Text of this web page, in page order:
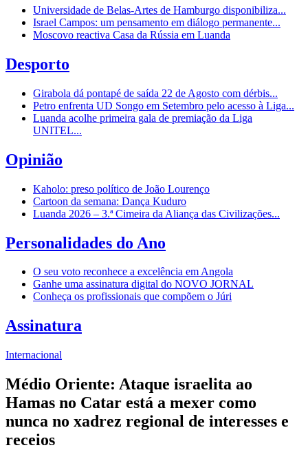
Universidade de Belas-Artes de Hamburgo disponibiliza...
Israel Campos: um pensamento em diálogo permanente...
Moscovo reactiva Casa da Rússia em Luanda
Desporto
Girabola dá pontapé de saída 22 de Agosto com dérbis...
Petro enfrenta UD Songo em Setembro pelo acesso à Liga...
Luanda acolhe primeira gala de premiação da Liga
UNITEL...
Opinião
Kaholo: preso político de João Lourenço
Cartoon da semana: Dança Kuduro
Luanda 2026 – 3.ª Cimeira da Aliança das Civilizações...
Personalidades do Ano
O seu voto reconhece a excelência em Angola
Ganhe uma assinatura digital do NOVO JORNAL
Conheça os profissionais que compõem o Júri
Assinatura
Internacional
Médio Oriente: Ataque israelita ao
Hamas no Catar está a mexer como
nunca no xadrez regional de interesses e
receios